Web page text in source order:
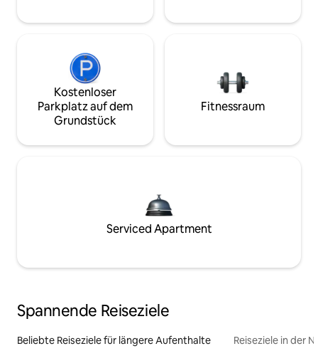
Kostenloser
Parkplatz auf dem
Grundstück
Fitnessraum
Serviced Apartment
Spannende Reiseziele
Beliebte Reiseziele für längere Aufenthalte Reiseziele in der